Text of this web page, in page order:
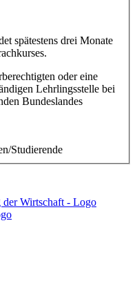
spätestens drei Monate
oder eine
Lehrlingsstelle bei
Bundeslandes
Studierende